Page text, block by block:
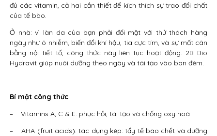
đủ các vitamin, cả hai cần thiết để kích thích sự trao đổi chất
của tế bào.
Ở nhà: vì làn da của bạn phải đối mặt với thử thách hàng
ngày như ô nhiễm, biến đổi khí hậu, tia cực tím, và sự mất cân
bằng nội tiết tố, công thức này liên tục hoạt động. 2B Bio
Hydravit giúp nuôi dưỡng theo ngày và tái tạo vào ban đêm.
Bí mật công thức
– Vitamins A, C & E: phục hồi, tái tạo và chống oxy hoá
– AHA (fruit acids): tác dụng kép: tẩy tế bào chết và dưỡng